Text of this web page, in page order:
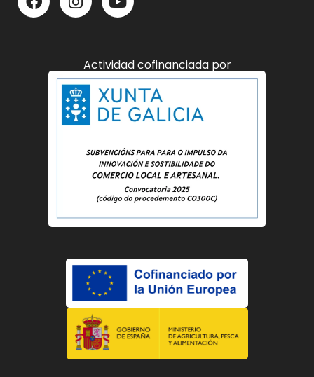
Actividad cofinanciada por